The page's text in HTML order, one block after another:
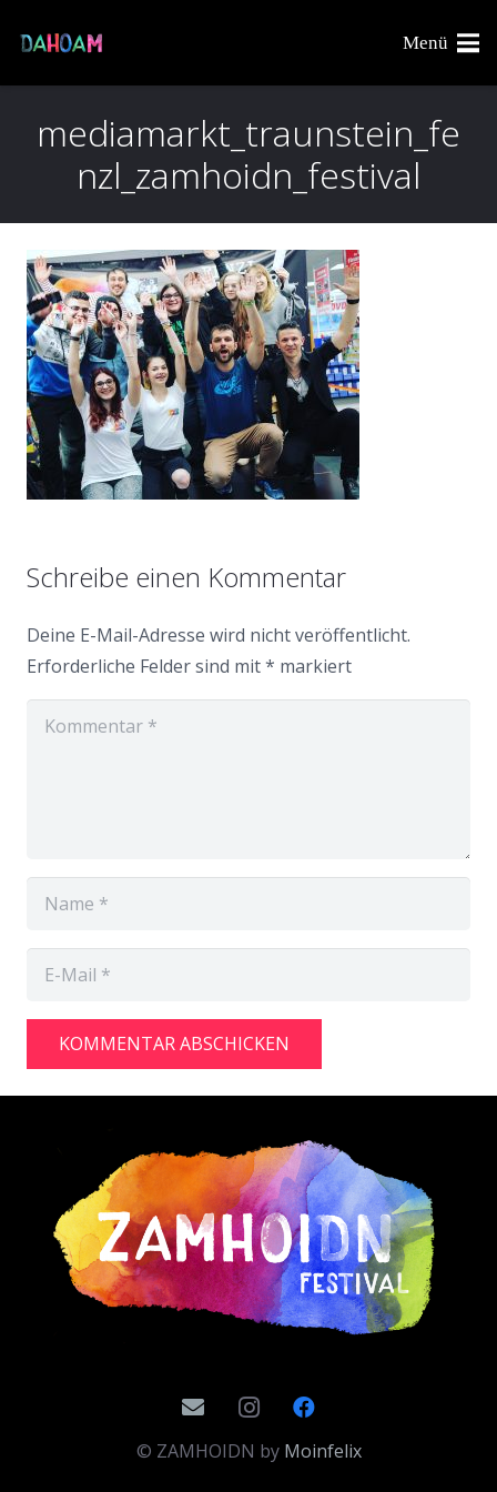
Menü
mediamarkt_traunstein_fe
nzl_zamhoidn_festival
Schreibe einen Kommentar
Deine E-Mail-Adresse wird nicht veröffentlicht.
Erforderliche Felder sind mit* markiert
KOMMENTAR ABSCHICKEN
© ZAMHOIDN by Moinfelix